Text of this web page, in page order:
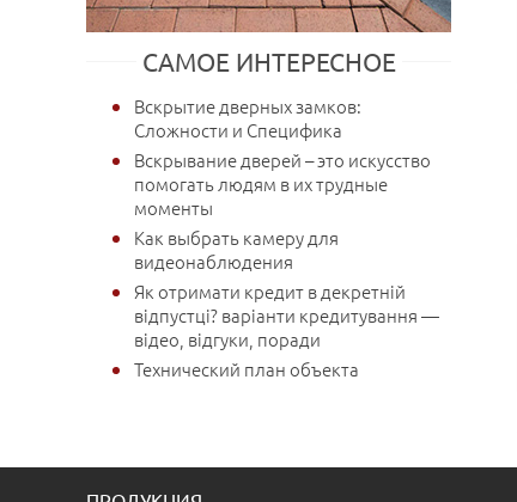
САМОЕ ИНТЕРЕСНОЕ
Вскрытие дверных замков:
Сложности и Специфика
Вскрывание дверей – это искусство
помогать людям в их трудные
моменты
Как выбрать камеру для
видеонаблюдения
Як отримати кредит в декретній
відпустці? варіанти кредитування —
відео, відгуки, поради
Технический план объекта